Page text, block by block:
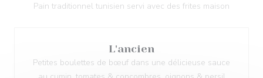
Pain traditionnel tunisien servi avec des frites maison
L'ancien
Petites boulettes de bœuf dans une délicieuse sauce